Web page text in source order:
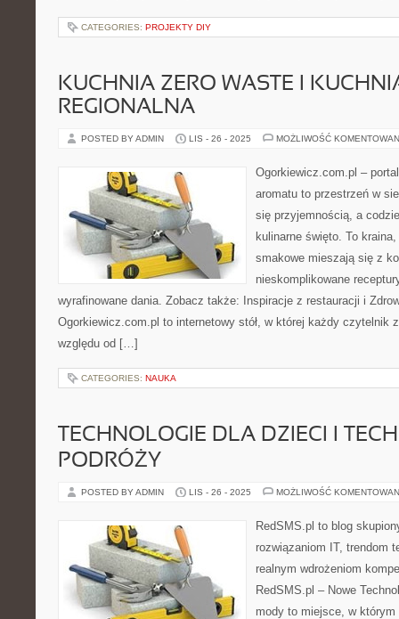
CATEGORIES: PROJEKTY DIY
KUCHNIA ZERO WASTE I
REGIONALNA
POSTED BY ADMIN LIS - 26 - 2025 MOŻLIWOŚĆ
Ogorkiewicz.com.pl –
aromatu to przestrzeń w
się przyjemnością, a
kulinarne święto. To
smakowe mieszają się z
nieskomplikowane
wyrafinowane dania. Zobacz także: Inspiracje z restauracji i
Ogorkiewicz.com.pl to internetowy stół, w której każdy czytelnik
względu od […]
CATEGORIES: NAUKA
TECHNOLOGIE DLA DZIECI I
PODRÓŻY
POSTED BY ADMIN LIS - 26 - 2025 MOŻLIWOŚĆ
RedSMS.pl to blog
rozwiązaniom IT, trendom
realnym wdrożeniom
RedSMS.pl – Nowe
mody to miejsce, w